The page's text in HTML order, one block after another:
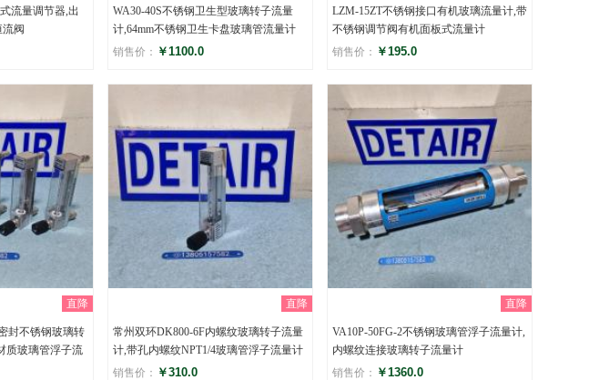
流量调节器,出
阀
WA30-40S不锈钢卫生型玻璃转子流量
计,64mm不锈钢卫生卡盘玻璃管流量计
销售价： ￥1100.0
评分
LZM-15ZT不锈钢接口有机玻璃流量计,带
不锈钢调节阀有机面板式流量计
销售价： ￥195.0
评分
直降
封不锈钢玻璃转
质玻璃管浮子流
直降
常州双环DK800-6F内螺纹玻璃转子流量
计,带孔内螺纹NPT1/4玻璃管浮子流量计
销售价： ￥310.0
直降
VA10P-50FG-2不锈钢玻璃管浮子流量计,
内螺纹连接玻璃转子流量计
销售价： ￥1360.0